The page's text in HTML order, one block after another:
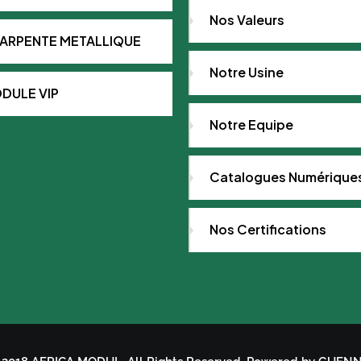
METALLIQUE
VIP
Nos Valeurs
Notre Usine
Notre Equipe
Catalogues
Nos Certifications